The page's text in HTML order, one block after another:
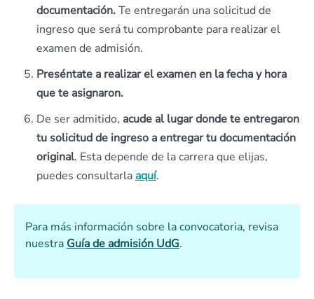
documentación.Te entregarán una solicitud de
ingreso que será tu comprobante para realizar el
examen de admisión.
Preséntate a realizar el examen en la fecha y hora
que te asignaron.
De ser admitido, acude al lugar donde te entregaron
tu solicitud de ingreso a entregar tu documentación
original. Esta depende de la carrera que elijas,
puedes consultarlaaquí.
Para más información sobre la convocatoria, revisa
nuestra Guía de admisión UdG.